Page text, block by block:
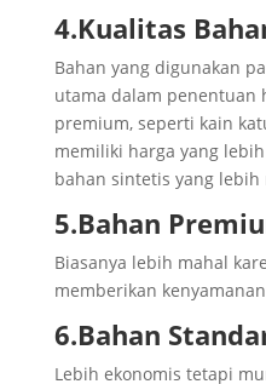
4.Kualitas
Bahan yang digunakan
utama dalam penentuan
premium, seperti kain
memiliki harga yang
bahan sintetis yang lebih
5.Bahan
Biasanya lebih mahal
memberikan
6.Bahan
Lebih ekonomis tetapi